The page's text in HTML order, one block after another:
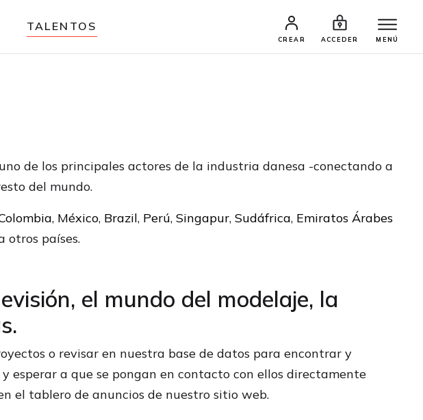
TALENTOS
CREAR ACCEDER MENÚ
de los principales actores de la industria danesa -conectando a
del mundo.
, México, Brazil, Perú, Singapur, Sudáfrica, Emiratos Árabes
otros países.
el mundo del modelaje, la
o revisar en nuestra base de datos para encontrar y
esperar a que se pongan en contacto con ellos directamente
el tablero de anuncios de nuestro sitio web.